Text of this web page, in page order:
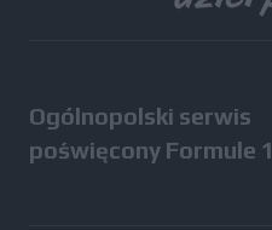
Ogólnopolski serwis
poświęcony Formule 1